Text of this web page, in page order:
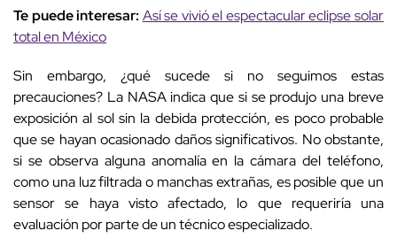
Te puede interesar: Así se vivió el espectacular eclipse solar
total en México
Sin embargo, ¿qué sucede si no seguimos estas
precauciones? La NASA indica que si se produjo una breve
exposición al sol sin la debida protección, es poco probable
que se hayan ocasionado daños significativos. No obstante,
si se observa alguna anomalía en la cámara del teléfono,
como una luz filtrada o manchas extrañas, es posible que un
sensor se haya visto afectado, lo que requeriría una
evaluación por parte de un técnico especializado.